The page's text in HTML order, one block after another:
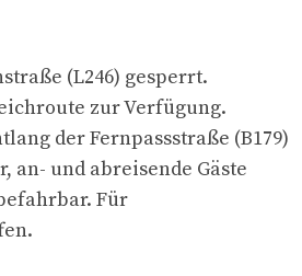
(L246) gesperrt.
zur Verfügung.
der Fernpassstraße (B179)
und abreisende Gäste
Für